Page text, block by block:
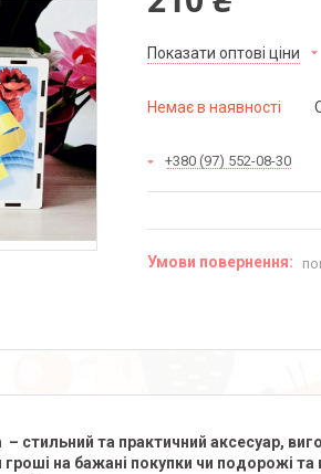
Показати оптові ціни
Немає в наявності
+380 (97) 552-08-30
– стильний та практичний аксесуар,
на бажані покупки чи подорожі та